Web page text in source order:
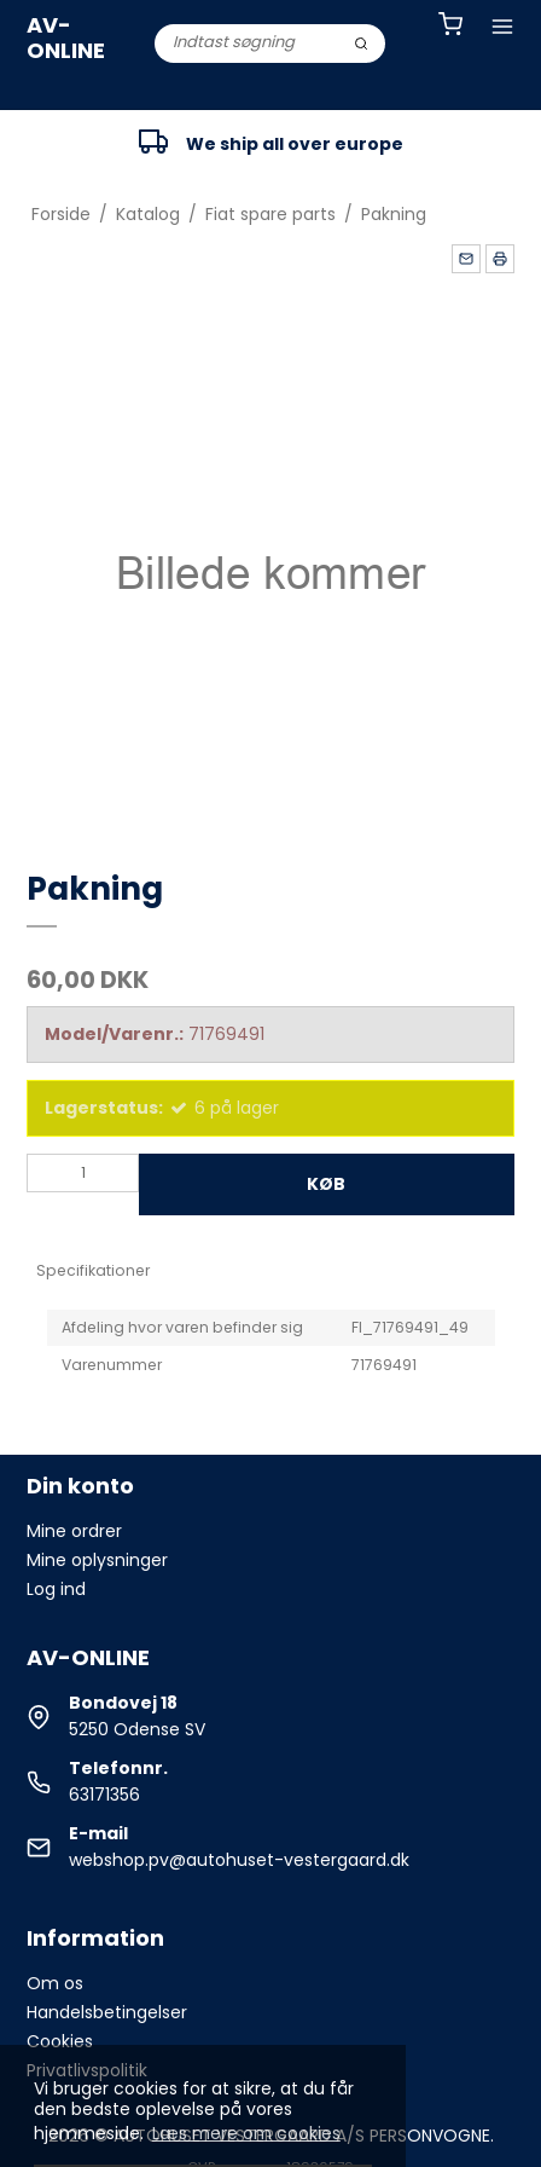
Vi bruger cookies for at sikre, at du får
den bedste oplevelse på vores
hjemmeside.Læs mere om cookies
AV-
ONLINE
We ship all over europe
Forside / Katalog / Fiat spare parts / Pakning
Pakning
60,00 DKK
Model/Varenr.: 71769491
Lagerstatus: 6 på lager
KØB
Specifikationer
Afdeling hvor varen befinder sig
FI_71769491_49
Varenummer
71769491
Din konto
Mine ordrer
Mine oplysninger
Log ind
AV-ONLINE
Bondovej 18
5250 Odense SV
Telefonnr.
63171356
E-mail
webshop.pv@autohuset-vestergaard.dk
Information
Om os
Handelsbetingelser
Cookies
Privatlivspolitik
2026 © AUTOHUSET VESTERGAARD A/S PERSONVOGNE.